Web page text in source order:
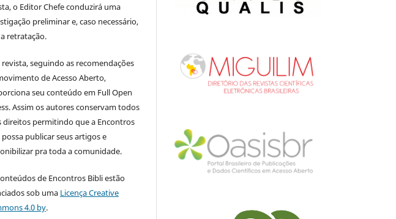
o Editor Chefe conduzirá uma
preliminar e, caso necessário,
retratação.
revista, seguindo as recomendações
de Acesso Aberto,
seu conteúdo em Full Open
Assim os autores conservam todos
direitos permitindo que a Encontros
possa publicar seus artigos e
pra toda a comunidade.
de Encontros Bibli estão
sob uma Licença Creative
4.0 by.